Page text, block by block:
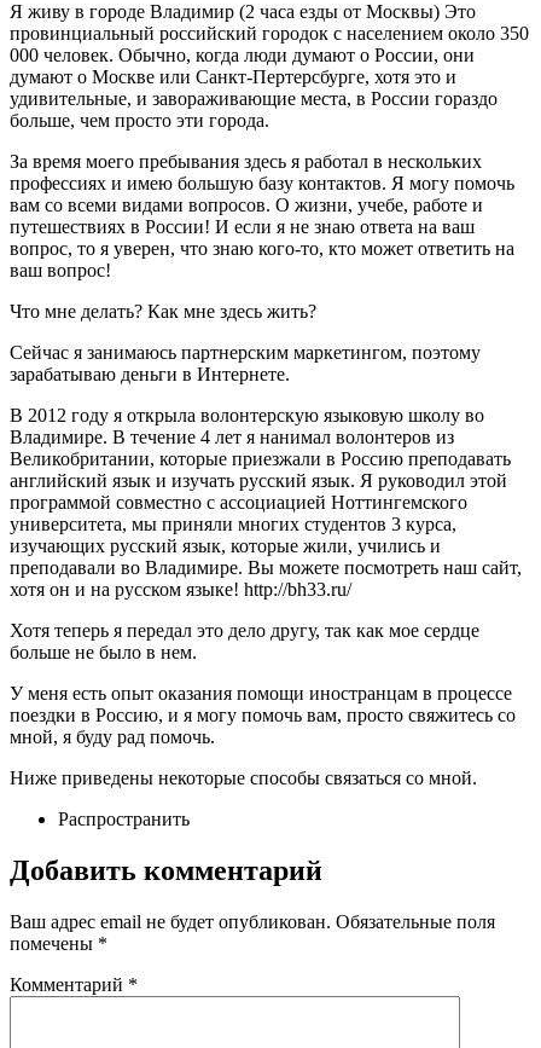
Я живу в городе Владимир (2 часа езды от Москвы) Это
провинциальный российский городок с населением около 350
000 человек. Обычно, когда люди думают о России, они
думают о Москве или Санкт-Пертерсбурге, хотя это и
удивительные, и завораживающие места, в России гораздо
больше, чем просто эти города.
За время моего пребывания здесь я работал в нескольких
профессиях и имею большую базу контактов. Я могу помочь
вам со всеми видами вопросов. О жизни, учебе, работе и
путешествиях в России! И если я не знаю ответа на ваш
вопрос, то я уверен, что знаю кого-то, кто может ответить на
ваш вопрос!
Что мне делать? Как мне здесь жить?
Сейчас я занимаюсь партнерским маркетингом, поэтому
зарабатываю деньги в Интернете.
В 2012 году я открыла волонтерскую языковую школу во
Владимире. В течение 4 лет я нанимал волонтеров из
Великобритании, которые приезжали в Россию преподавать
английский язык и изучать русский язык. Я руководил этой
программой совместно с ассоциацией Ноттингемского
университета, мы приняли многих студентов 3 курса,
изучающих русский язык, которые жили, учились и
преподавали во Владимире. Вы можете посмотреть наш сайт,
хотя он и на русском языке! http://bh33.ru/
Хотя теперь я передал это дело другу, так как мое сердце
больше не было в нем.
У меня есть опыт оказания помощи иностранцам в процессе
поездки в Россию, и я могу помочь вам, просто свяжитесь со
мной, я буду рад помочь.
Ниже приведены некоторые способы связаться со мной.
Распространить
Добавить комментарий
Ваш адрес email не будет опубликован. Обязательные поля
помечены *
Комментарий *